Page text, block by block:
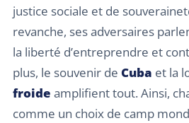
justice sociale et de
revanche, ses adversaires
la liberté d’entreprendre et
plus, le souvenir de Cuba et la
froide amplifient tout. Ainsi,
comme un choix de camp